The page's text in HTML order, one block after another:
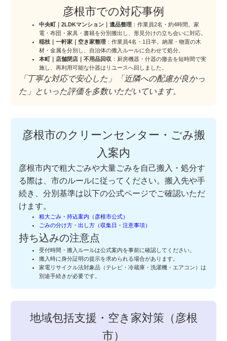
彦根市での対応事例
中央町｜2LDKマンション｜遺品整理 ：作業員2名・約4時間。家
電・布団・家具・書籍を分別搬出し、形見分けの立ち会いに対応。
稲枝｜一軒家｜空き家整理 ：作業員4名・1日半。納屋・物置の木
材・金属を分別し、自治体の搬入ルールに合わせて処分。
本町｜店舗閉店｜不用品回収 ：厨房機器・什器の撤去を短時間で実
施し、再利用可能な什器はリユースへ回しました。
「丁寧な対応で安心した」「近隣への配慮が良かっ
た」といった評価を多数いただいています。
彦根市のクリーンセンター・ごみ搬
入案内
彦根市内で粗大ごみや大量ごみを自己搬入・処分す
る際は、市のルールに従ってください。搬入先や手
続き、分別基準は以下の公式ページでご確認いただ
けます。
粗大ごみ・持込案内（彦根市公式）
ごみの分け方・出し方（収集日・注意事項）
持ち込みの注意点
受付時間・搬入ルールは公式案内を事前に確認してください。
搬入時に身分証明の提示を求められる場合があります。
家電リサイクル法対象品（テレビ・冷蔵庫・洗濯機・エアコン）は
別途手続きが必要です。
地域包括支援・空き家対策（彦根
市）